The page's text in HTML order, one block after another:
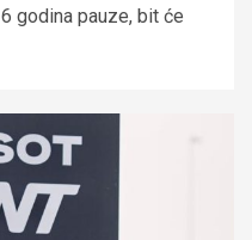
godina pauze, bit će